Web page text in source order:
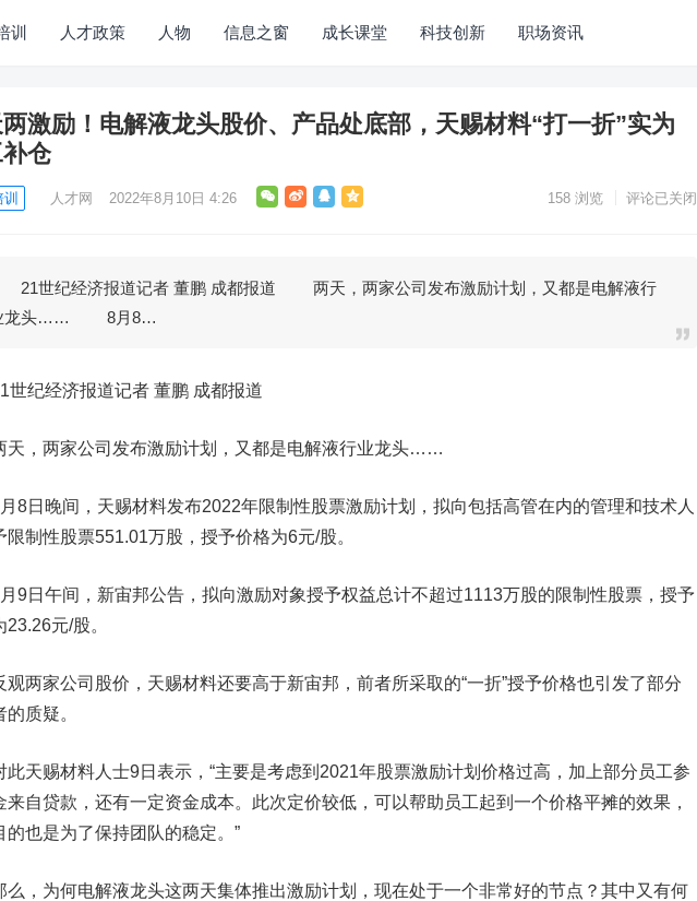
训 人才政策 人物 信息之窗 成长课堂 科技创新 职场资讯
激励！电解液龙头股价、产品处底部，天赐材料“打一折”实为
仓
人才网 2022年8月10日 4:26 158 浏览 评论已关闭
世纪经济报道记者 董鹏 成都报道 两天，两家公司发布激励计划，又都是电解液行
龙头…… 8月8…
纪经济报道记者 董鹏 成都报道
两家公司发布激励计划，又都是电解液行业龙头……
日晚间， 天赐材料发布2022年限制性股票激励计划，拟向包括高管在内的管理和技术人
限制性股票551.01万股，授予价格为6元/股。
日午间， 新宙邦公告，拟向激励对象授予权益总计不超过1113万股的限制性股票，授予
23.26元/股。
家公司股价，天赐材料还要高于新宙邦，前者所采取的“一折”授予价格也引发了部分
质疑。
赐材料人士9日表示，“主要是考虑到2021年股票激励计划价格过高，加上部分员工参
来自贷款，还有一定资金成本。此次定价较低，可以帮助员工起到一个价格平摊的效果，
的也是为了保持团队的稳定。”
为何电解液龙头这两天集体推出激励计划，现在处于一个非常好的节点？其中又有何